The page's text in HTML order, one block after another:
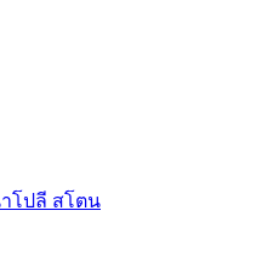
โปลี สโตน